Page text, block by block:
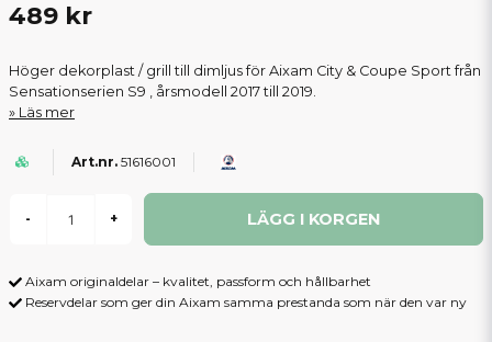
489 kr
Höger dekorplast / grill till dimljus för Aixam City & Coupe Sport från
Sensationserien S9 , årsmodell 2017 till 2019.
Läs mer
51616001
- + LÄGG I KORGEN
Aixam originaldelar – kvalitet, passform och hållbarhet
Reservdelar som ger din Aixam samma prestanda som när den var ny